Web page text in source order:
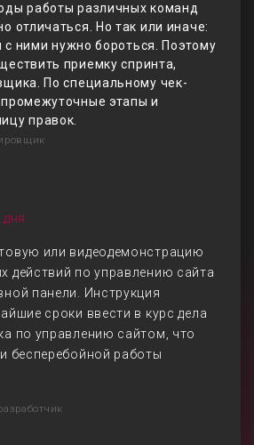
работы различных команд
отличаться. Но так или иначе:
с ними нужно бороться. Поэтому
приемку спринта,
По специальному чек-
этапы и
правок.
или видеодемонстрацию
действий по управлению сайта
панели. Инструкция
сроки ввести в курс дела
по управлению сайтом, что
бесперебойной работы